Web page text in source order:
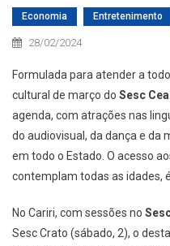
Economia Entretenimento
28/02/2024
Formulada para atender a
cultural de março do Sesc
agenda, com atrações nas
do audiovisual, da dança e da
em todo o Estado. O acesso
contemplam todas as idades,
No Cariri, com sessões no
Sesc Crato (sábado, 2), o